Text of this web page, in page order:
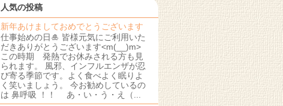
人気の投稿
新年あけましておめでとうございます
仕事始めの日🎍 皆様元気にご利用いた
だきありがとうございます<m(__)m>
この時期 発熱でお休みされる方も見
られます。 風邪、インフルエンザが忍
び寄る季節です。よく食べよく眠りよ
く笑いましょう。 今お勧めしているの
は 鼻呼吸 ！！ あ・い・う・え（...